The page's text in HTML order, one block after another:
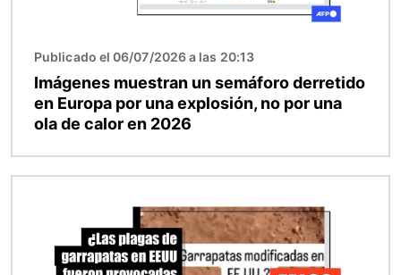
Publicado el 06/07/2026 a las 20:13
Imágenes muestran un semáforo derretido
en Europa por una explosión, no por una
ola de calor en 2026